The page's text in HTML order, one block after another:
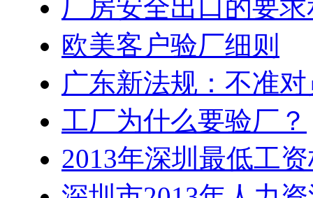
厂房安全出口的要
欧美客户验厂细则
广东新法规：不准
工厂为什么要验厂？
2013年深圳最低工